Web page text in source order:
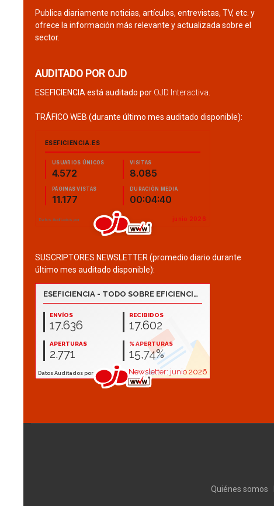
Publica diariamente noticias, artículos, entrevistas, TV, etc. y
ofrece la información más relevante y actualizada sobre el
sector.
AUDITADO POR OJD
ESEFICIENCIA está auditado por OJD Interactiva
TRÁFICO WEB (durante último mes auditado disponible):
SUSCRIPTORES NEWSLETTER (promedio diario durante
último mes auditado disponible):
Quiénes somos